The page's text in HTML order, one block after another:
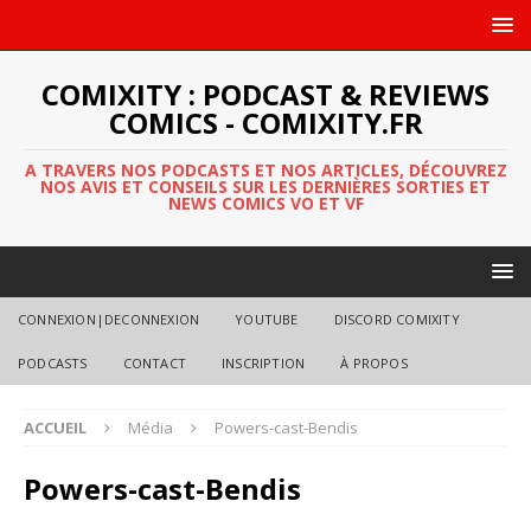
COMIXITY : PODCAST & REVIEWS
COMICS - COMIXITY.FR
A TRAVERS NOS PODCASTS ET NOS ARTICLES, DÉCOUVREZ
NOS AVIS ET CONSEILS SUR LES DERNIÈRES SORTIES ET
NEWS COMICS VO ET VF
CONNEXION|DECONNEXION YOUTUBE DISCORD COMIXITY
PODCASTS CONTACT INSCRIPTION À PROPOS
ACCUEIL Média Powers-cast-Bendis
Powers-cast-Bendis